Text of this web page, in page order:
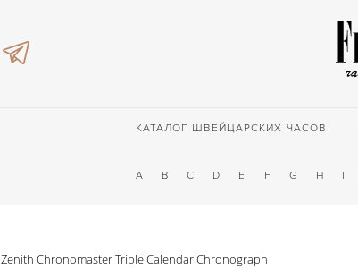
КАТАЛОГ ШВЕЙЦАРСКИХ ЧАСОВ
A B C D E F G H I
Zenith Chronomaster Triple Calendar Chronograph